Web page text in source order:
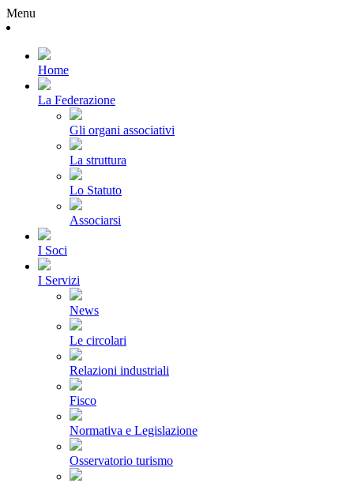
Menu
Home
La Federazione
Gli organi associativi
La struttura
Lo Statuto
Associarsi
I Soci
I Servizi
News
Le circolari
Relazioni industriali
Fisco
Normativa e Legislazione
Osservatorio turismo